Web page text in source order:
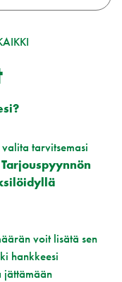
tarvitsemasi
Tarjouspyynnön
voit lisätä sen
hankkeesi
jättämään